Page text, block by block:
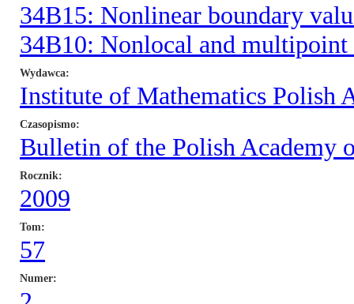
34B15: Nonlinear boundary
34B10: Nonlocal and
Wydawca
Institute of Mathematics Polish
Czasopismo
Bulletin of the Polish Academy
Rocznik
2009
Tom
57
Numer